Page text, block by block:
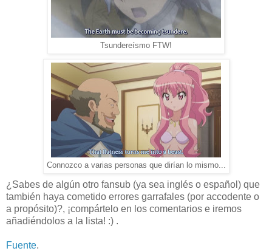
Tsundereísmo FTW!
Connozco a varias personas que dirían lo mismo...
¿Sabes de algún otro fansub (ya sea inglés o español) que
también haya cometido errores garrafales (por accodente o
a propósito)?, ¡compártelo en los comentarios e iremos
añadiéndolos a la lista! :) .
Fuente.